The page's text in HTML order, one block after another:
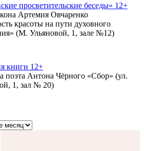
просветительские беседы» 12+
Артемия Овчаренко
красоты на пути духовного
(М. Ульяновой, 1, зале №12)
книги 12+
поэта Антона Чёрного «Сбор» (ул.
1, зал № 20)